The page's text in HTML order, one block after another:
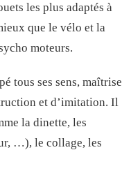
les plus adaptés à
que le vélo et la
moteurs.
tous ses sens, maîtrise
et d’imitation. Il
la dinette, les
…), le collage, les